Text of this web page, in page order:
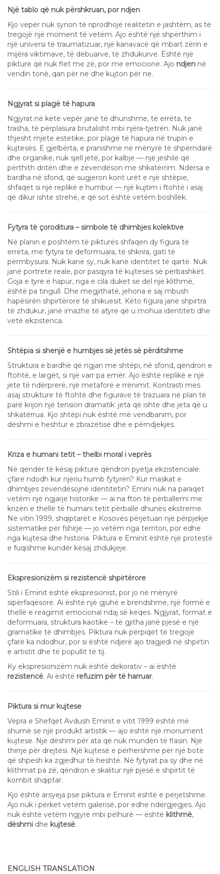
Një tablo që nuk përshkruan, por ndjen
Kjo vepër nuk synon të riprodhojë realitetin e jashtëm, as të
tregojë një moment të vetëm. Ajo është një shpërthim i
një universi të traumatizuar, një kanavacë që mbart zërin e
mijëra viktimave, të dëbuarve, të zhdukurve. Është një
pikturë që nuk flet me zë, por me emocione. Ajo ndjen në
vendin tonë, qan për ne dhe kujton për ne.
Ngjyrat si plagë të hapura
Ngjyrat në këtë vepër janë të dhunshme, të errëta, të
trasha, të përplasura brutalisht mbi njëra-tjetrën. Nuk janë
thjesht mjete estetike, por plagë të hapura në trupin e
kujtesës. E gjelbërta, e pranishme në mënyrë të shpërndarë
dhe organike, nuk sjell jetë, por kalbje — një jeshile që
përthith dritën dhe e zëvendëson me shkatërrim. Ndërsa e
bardha në sfond, që sugjeron kont urët e një shtëpie,
shfaqet si një replikë e humbur — një kujtim i ftohtë i asaj
që dikur ishte strehë, e që sot është vetëm boshllëk.
Fytyra të çoroditura – simbole të dhimbjes kolektive
Në planin e poshtëm të pikturës shfaqen dy figura të
errëta, me fytyra të deformuara, të shkrira, gati të
përmbysura. Nuk kanë sy, nuk kanë identitet të qartë. Nuk
janë portrete reale, por pasqyra të kujtesës së përbashkët.
Goja e tyre e hapur, nga e cila duket se del një klithmë,
është pa tingull. Dhe megjithatë, jehona e saj mbush
hapësirën shpirtërore të shikuesit. Këto figura janë shpirtra
të zhdukur, janë imazhe të atyre që u mohua identiteti dhe
vetë ekzistenca.
Shtëpia si shenjë e humbjes së jetës së përditshme
Struktura e bardhë që ngjan me shtëpi, në sfond, qëndron e
ftohtë, e largët, si një varr pa emër. Ajo është replikë e një
jete të ndërprerë, një metaforë e rrënimit. Kontrasti mes
asaj strukture të ftohtë dhe figurave të trazuara në plan të
parë krijon një tension dramatik: jeta që ishte dhe jeta që u
shkatërrua. Kjo shtëpi nuk është më vendbanim, por
dëshmi e heshtur e zbrazëtisë dhe e përndjekjes.
Kriza e humani tetit – thelbi moral i veprës
Në qendër të kësaj pikture qëndron pyetja ekzistenciale:
çfarë ndodh kur njeriu humb fytyrën? Kur maskat e
dhimbjes zëvendësojnë identitetin? Emini nuk na paraqet
vetëm një ngjarje historike — ai na fton të përballemi me
krizën e thellë të humani tetit përballë dhunës ekstreme.
Në vitin 1999, shqiptarët e Kosovës përjetuan një përpjekje
sistematike për fshirje — jo vetëm nga territori, por edhe
nga kujtesa dhe historia. Piktura e Eminit është një protestë
e fuqishme kundër kësaj zhdukjeje.
Ekspresionizëm si rezistencë shpirtërore
Stili i Eminit është ekspresionist, por jo në mënyrë
sipërfaqësore. Ai është një gjuhë e brendshme, një formë e
thellë e reagimit emocional ndaj së keqes. Ngjyrat, format e
deformuara, struktura kaotike – të gjitha janë pjesë e një
gramatike të dhimbjes. Piktura nuk përpiqet të tregojë
çfarë ka ndodhur, por si është ndjerë ajo tragjedi në shpirtin
e artistit dhe të popullit të tij.
Ky ekspresionizëm nuk është dekorativ – ai është
rezistencë. Ai është refuzim për të harruar.
Piktura si mur kujtese
Vepra e Shefqet Avdush Eminit e vitit 1999 është më
shumë se një produkt artistik — ajo është një monument
kujtese. Një dëshmi për ata që nuk mundën të flasin. Një
thirrje për drejtësi. Një kujtesë e përhershme për një botë
që shpesh ka zgjedhur të heshtë. Në fytyrat pa sy dhe në
klithmat pa zë, qëndron e skalitur një pjesë e shpirtit të
kombit shqiptar.
Kjo është arsyeja pse piktura e Eminit është e përjetshme.
Ajo nuk i përket vetëm galerisë, por edhe ndërgjegjes. Ajo
nuk është vetëm ngjyrë mbi pëlhurë — është klithmë,
dëshmi dhe kujtesë.
ENGLISH TRANSLATION